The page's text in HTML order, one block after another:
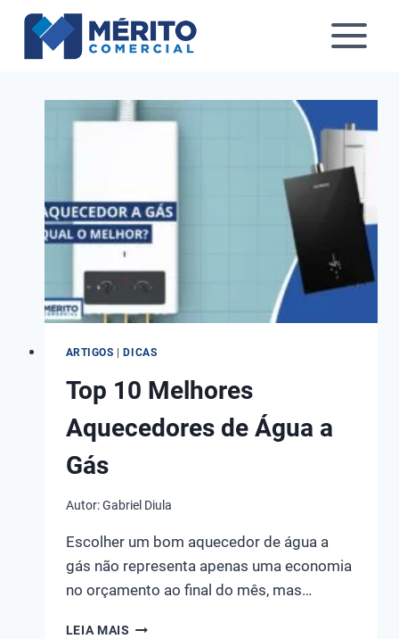
Pular
ARTIGOS |DICAS
Top 10 Melhores
Aquecedores de Água a
Gás
Autor: Gabriel Diula
Escolher um bom aquecedor de água a
gás não representa apenas uma economia
no orçamento ao final do mês, mas…
LEIA MAIS TOP